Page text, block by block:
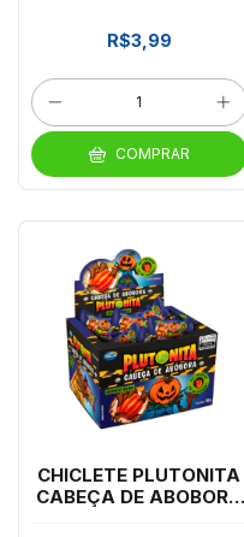
R$3,99
COMPRAR
CHICLETE PLUTONITA
CABEÇA DE ABOBORA